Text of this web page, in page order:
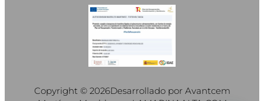
Copyright © 2026Desarrollado por Avantcem